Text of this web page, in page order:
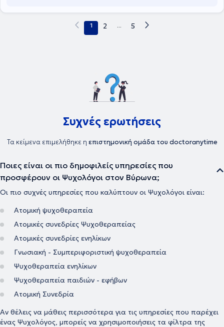
Psychological Society.
1 2 ... 5
Συχνές ερωτήσεις
Τα κείμενα επιμελήθηκε η επιστημονική ομάδα του doctoranytime
Ποιες είναι οι πιο δημοφιλείς υπηρεσίες που
προσφέρουν οι Ψυχολόγοι στον Βύρωνα;
Οι πιο συχνές υπηρεσίες που καλύπτουν οι Ψυχολόγοι είναι:
Ατομική ψυχοθεραπεία
Ατομικές συνεδρίες Ψυχοθεραπείας
Ατομικές συνεδρίες ενηλίκων
Γνωσιακή - Συμπεριφοριστική ψυχοθεραπεία
Ψυχοθεραπεία ενηλίκων
Ψυχοθεραπεία παιδιών - εφήβων
Ατομική Συνεδρία
Αν θέλεις να μάθεις περισσότερα για τις υπηρεσίες που παρέχει
ένας Ψυχολόγος, μπορείς να χρησιμοποιήσεις τα φίλτρα της